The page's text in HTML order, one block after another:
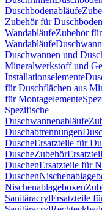
Duschbodenabläufe
Zubehör für
WandabläufeZubehör
Wandabläufe
Duschwannen und
Mineralwerkstoff und
Installationselemente
für Duschflächen aus
für Montagelemente
Spezifische
Duschwannenabläufe
Duschabtrennungen
DuscheErsatzteile für
DuscheZubehör
DuschenErsatzteile für
Duschen
Nischenablageboxen
SanitäracrylErsatzteile